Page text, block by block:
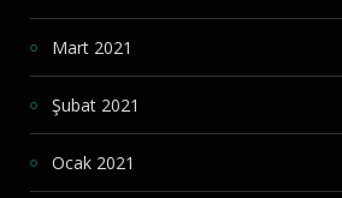
Mart 2021
Şubat 2021
Ocak 2021